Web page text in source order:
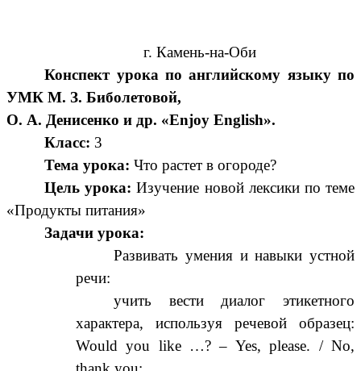
г. Камень-на-Оби
Конспект урока по английскому языку по
УМК М. З. Биболетовой,
О. А. Денисенко и др. «Enjoy English».
Класс: 3
Тема урока: Что растет в огороде?
Цель урока:Изучение новой лексики по теме
«Продукты питания»
Задачи урока:
Развивать умения и навыки устной
речи:
учить вести диалог этикетного
характера, используя речевой образец:
Would you like …? – Yes, please. / No,